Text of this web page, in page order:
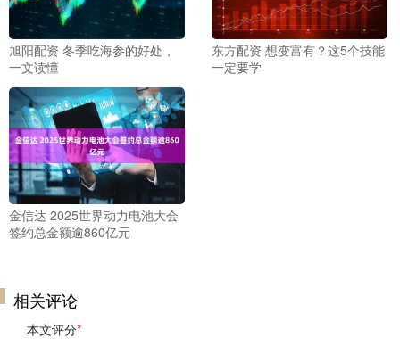
旭阳配资 冬季吃海参的好处，
一文读懂
东方配资 想变富有？这5个技能
一定要学
金信达 2025世界动力电池大会
签约总金额逾860亿元
相关评论
本文评分*